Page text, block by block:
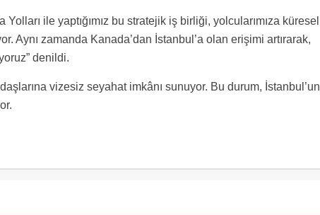
ile yaptığımız bu stratejik iş birliği, yolcularımıza küresel
Aynı zamanda Kanada’dan İstanbul’a olan erişimi artırarak,
denildi.
vizesiz seyahat imkânı sunuyor. Bu durum, İstanbul’un